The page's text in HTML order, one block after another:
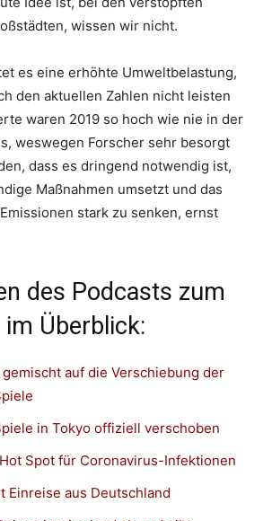
wissen wir nicht.
es eine erhöhte Umweltbelastung,
den aktuellen Zahlen nicht leisten
waren 2019 so hoch wie nie in der
weswegen Forscher sehr besorgt
dass es dringend notwendig ist,
Maßnahmen umsetzt und das
stark zu senken, ernst
des Podcasts zum
im Überblick:
auf die Verschiebung der
in Tokyo offiziell verschoben
Spot für Coronavirus-Infektionen
Einreise aus Deutschland